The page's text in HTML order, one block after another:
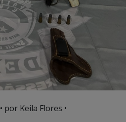
• por Keila Flores •